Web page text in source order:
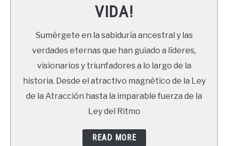
NEWSLETTER
VIDA!
Sumérgete en la sabiduría ancestral y las
verdades eternas que han guiado a líderes,
visionarios y triunfadores a lo largo de la
historia. Desde el atractivo magnético de la Ley
de la Atracción hasta la imparable fuerza de la
Ley del Ritmo
READ MORE